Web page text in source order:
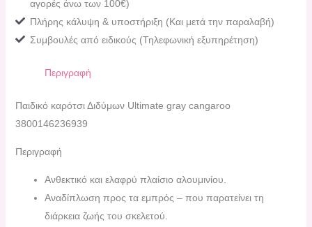
αγορές άνω των 100€)
Πλήρης κάλυψη & υποστήριξη (Και μετά την παραλαβή)
Συμβουλές από ειδικούς (Τηλεφωνική εξυπηρέτηση)
Περιγραφή
Παιδικό καρότσι Διδύμων Ultimate gray cangaroo
3800146236939
Περιγραφή
Ανθεκτικό και ελαφρύ πλαίσιο αλουμινίου.
Αναδίπλωση προς τα εμπρός – που παρατείνει τη
διάρκεια ζωής του σκελετού.